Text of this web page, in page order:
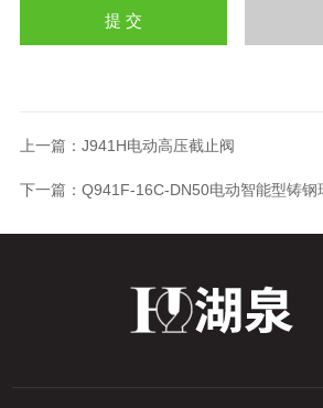
上一篇： J941H电动高压截止阀
下一篇： Q941F-16C-DN50电动智能型铸钢